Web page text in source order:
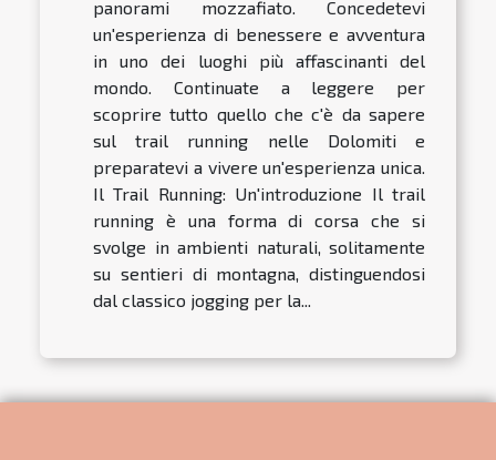
panorami mozzafiato. Concedetevi
un'esperienza di benessere e avventura
in uno dei luoghi più affascinanti del
mondo. Continuate a leggere per
scoprire tutto quello che c'è da sapere
sul trail running nelle Dolomiti e
preparatevi a vivere un'esperienza unica.
Il Trail Running: Un'introduzione Il trail
running è una forma di corsa che si
svolge in ambienti naturali, solitamente
su sentieri di montagna, distinguendosi
dal classico jogging per la...